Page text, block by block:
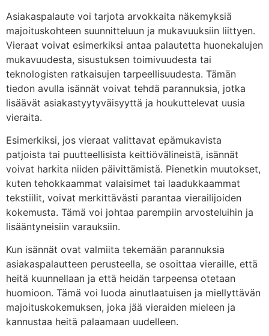
Asiakaspalaute voi tarjota arvokkaita näkemyksiä
majoituskohteen suunnitteluun ja mukavuuksiin liittyen.
Vieraat voivat esimerkiksi antaa palautetta huonekalujen
mukavuudesta, sisustuksen toimivuudesta tai
teknologisten ratkaisujen tarpeellisuudesta. Tämän
tiedon avulla isännät voivat tehdä parannuksia, jotka
lisäävät asiakastyytyväisyyttä ja houkuttelevat uusia
vieraita.
Esimerkiksi, jos vieraat valittavat epämukavista
patjoista tai puutteellisista keittiövälineistä, isännät
voivat harkita niiden päivittämistä. Pienetkin muutokset,
kuten tehokkaammat valaisimet tai laadukkaammat
tekstiilit, voivat merkittävästi parantaa vierailijoiden
kokemusta. Tämä voi johtaa parempiin arvosteluihin ja
lisääntyneisiin varauksiin.
Kun isännät ovat valmiita tekemään parannuksia
asiakaspalautteen perusteella, se osoittaa vieraille, että
heitä kuunnellaan ja että heidän tarpeensa otetaan
huomioon. Tämä voi luoda ainutlaatuisen ja miellyttävän
majoituskokemuksen, joka jää vieraiden mieleen ja
kannustaa heitä palaamaan uudelleen.